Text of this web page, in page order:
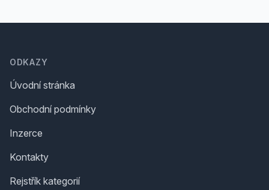
ODKAZY
Úvodní stránka
Obchodní podmínky
Inzerce
Kontakty
Rejstřík kategorií